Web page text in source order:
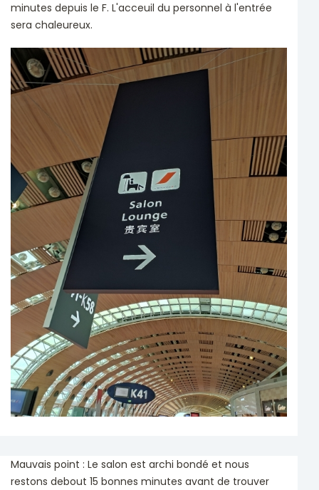
minutes depuis le F. L'acceuil du personnel à l'entrée
sera chaleureux.
Mauvais point : Le salon est archi bondé et nous
restons debout 15 bonnes minutes avant de trouver